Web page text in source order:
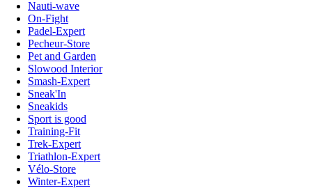
Nauti-wave
On-Fight
Padel-Expert
Pecheur-Store
Pet and Garden
Slowood Interior
Smash-Expert
Sneak'In
Sneakids
Sport is good
Training-Fit
Trek-Expert
Triathlon-Expert
Vélo-Store
Winter-Expert